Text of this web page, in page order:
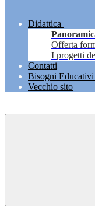
Didattica
Offerta
I progetti
Contatti
Bisogni Educativi
Vecchio sito